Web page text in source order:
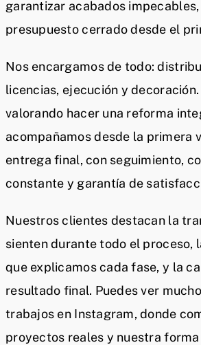
garantizar acabados
presupuesto cerrado desde el
Nos encargamos de todo:
licencias, ejecución y
valorando hacer una reforma
acompañamos desde la primera
entrega final, con seguimiento,
constante y garantía de
Nuestros clientes destacan la
sienten durante todo el proceso,
que explicamos cada fase, y la
resultado final. Puedes ver
trabajos en Instagram, donde
proyectos reales y nuestra